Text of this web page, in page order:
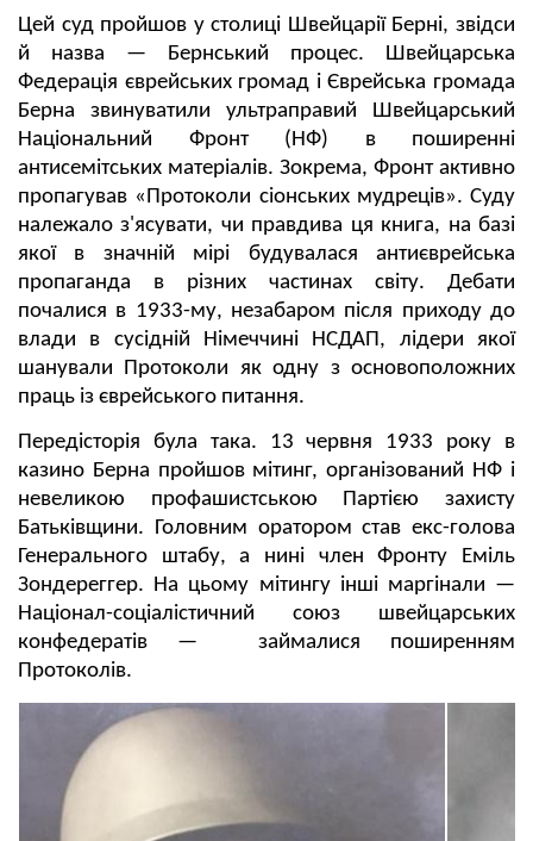
Цей суд пройшов у столиці Швейцарії Берні, звідси
й назва — Бернський процес. Швейцарська
Федерація єврейських громад і Єврейська громада
Берна звинуватили ультраправий Швейцарський
Національний Фронт (НФ) в поширенні
антисемітських матеріалів. Зокрема, Фронт активно
пропагував «Протоколи сіонських мудреців». Суду
належало з'ясувати, чи правдива ця книга, на базі
якої в значній мірі будувалася антиєврейська
пропаганда в різних частинах світу. Дебати
почалися в 1933-му, незабаром після приходу до
влади в сусідній Німеччині НСДАП, лідери якої
шанували Протоколи як одну з основоположних
праць із єврейського питання.
Передісторія була така. 13 червня 1933 року в
казино Берна пройшов мітинг, організований НФ і
невеликою профашистською Партією захисту
Батьківщини. Головним оратором став екс-голова
Генерального штабу, а нині член Фронту Еміль
Зондереггер. На цьому мітингу інші маргінали —
Націонал-соціалістичний союз швейцарських
конфедератів — займалися поширенням
Протоколів.